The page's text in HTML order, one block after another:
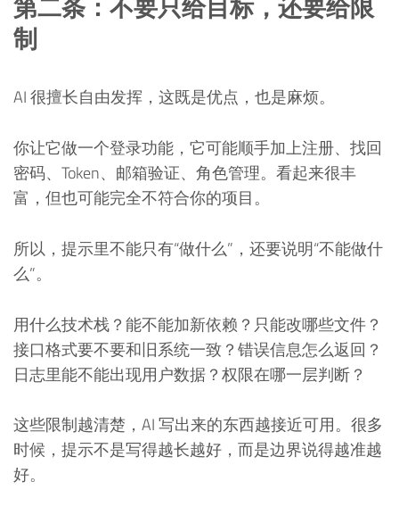
制
AI 很擅长自由发挥，这既是优点，也是麻烦。
你让它做一个登录功能，它可能顺手加上注册、找回
密码、Token、邮箱验证、角色管理。看起来很丰
富，但也可能完全不符合你的项目。
所以，提示里不能只有“做什么”，还要说明“不能做什
么”。
用什么技术栈？能不能加新依赖？只能改哪些文件？
接口格式要不要和旧系统一致？错误信息怎么返回？
日志里能不能出现用户数据？权限在哪一层判断？
这些限制越清楚，AI 写出来的东西越接近可用。很多
时候，提示不是写得越长越好，而是边界说得越准越
好。